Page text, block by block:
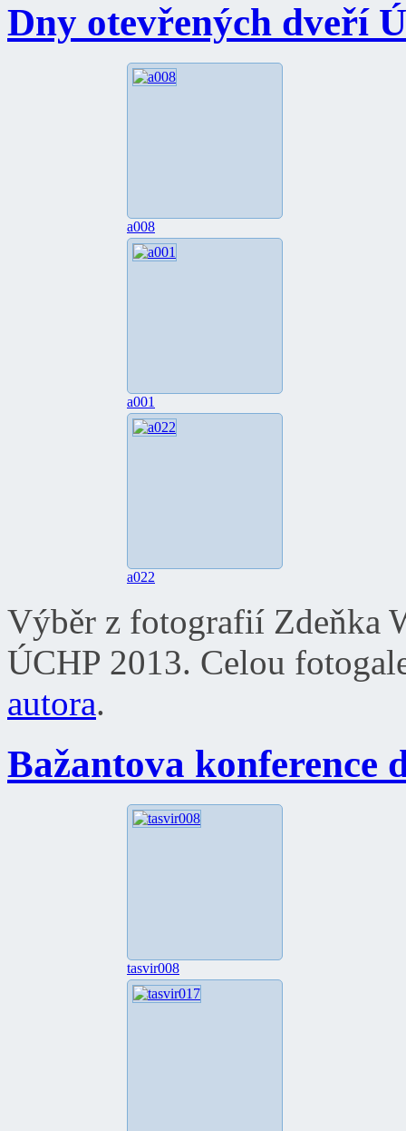
Dny otevřených dveří
a008
a001
a022
Výběr z fotografií Zdeňka
ÚCHP 2013. Celou
autora.
Bažantova konference
tasvir008